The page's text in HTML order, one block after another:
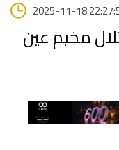
2025-11-18
مخيم عين